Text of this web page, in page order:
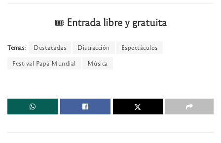
🎟️ Entrada libre y gratuita
Temas: Destacadas Distracción
Espectáculos
Festival Papá Mundial
Música